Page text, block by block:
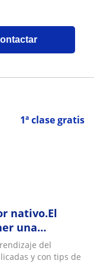
1ª clase gratis
nativo.El
una
meses de
del
y con tips de